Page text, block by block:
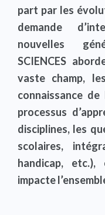
part par les
demande
nouvelles
SCIENCES
vaste champ,
connaissance
processus
disciplines, les
scolaires,
handicap,
impacte